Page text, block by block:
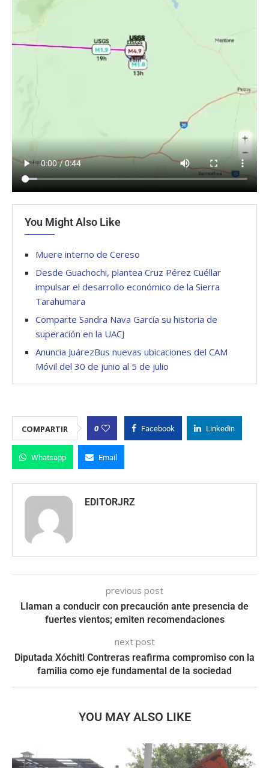
You Might Also Like
Muere interno de Cereso
Desde Guachochi, plantea Cruz Pérez Cuéllar
impulsar el desarrollo económico de la Sierra
Tarahumara
Comparte Sandra Nava García su historia de
superación en la UACJ
Anuncia JuárezBus nuevas ubicaciones del CAM
Móvil del 30 de junio al 5 de julio
COMPARTIR 0 Facebook Linkedin
Whatsapp Email
EDITORJRZ
previous post
Llaman a conducir con precaución ante presencia de
fuertes vientos; emiten recomendaciones
next post
Diputada Xóchitl Contreras reafirma compromiso con la
familia como eje fundamental de la sociedad
YOU MAY ALSO LIKE